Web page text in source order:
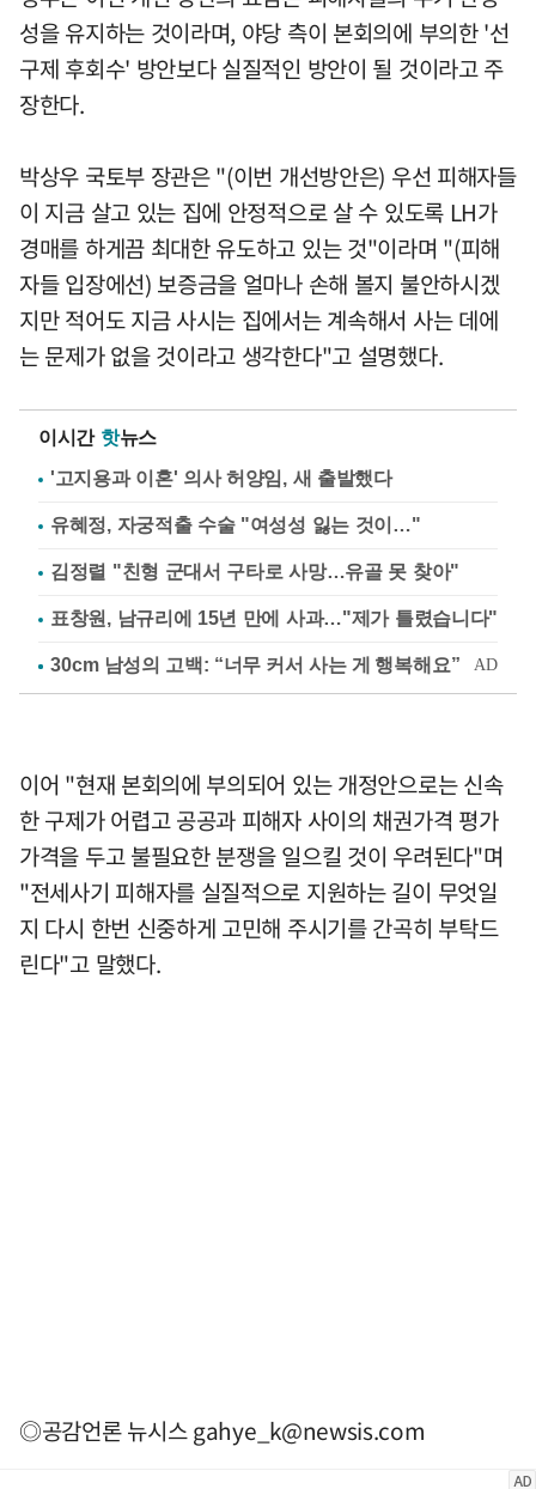
성을 유지하는 것이라며, 야당 측이 본회의에 부의한 '선
구제 후회수' 방안보다 실질적인 방안이 될 것이라고 주
장한다.
박상우 국토부 장관은 "(이번 개선방안은) 우선 피해자들
이 지금 살고 있는 집에 안정적으로 살 수 있도록 LH가
경매를 하게끔 최대한 유도하고 있는 것"이라며 "(피해
자들 입장에선) 보증금을 얼마나 손해 볼지 불안하시겠
지만 적어도 지금 사시는 집에서는 계속해서 사는 데에
는 문제가 없을 것이라고 생각한다"고 설명했다.
이시간 핫뉴스
'고지용과 이혼' 의사 허양임, 새 출발했다
유혜정, 자궁적출 수술 "여성성 잃는 것이…"
김정렬 "친형 군대서 구타로 사망…유골 못 찾아"
표창원, 남규리에 15년 만에 사과…"제가 틀렸습니다"
이어 "현재 본회의에 부의되어 있는 개정안으로는 신속
한 구제가 어렵고 공공과 피해자 사이의 채권가격 평가
가격을 두고 불필요한 분쟁을 일으킬 것이 우려된다"며
"전세사기 피해자를 실질적으로 지원하는 길이 무엇일
지 다시 한번 신중하게 고민해 주시기를 간곡히 부탁드
린다"고 말했다.
◎공감언론 뉴시스gahye_k@newsis.com